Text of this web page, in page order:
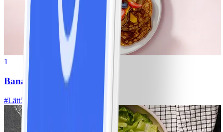
1
Bananpannkakor
#Lätt5 MIN